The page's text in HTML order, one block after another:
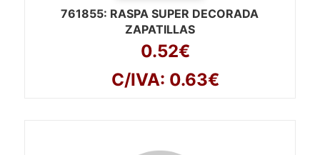
761855: RASPA SUPER DECORADA
ZAPATILLAS
0.52€
C/IVA: 0.63€